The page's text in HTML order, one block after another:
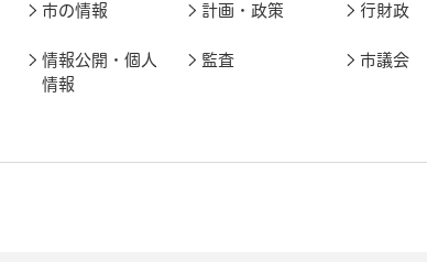
市の情報 計画・政策 行財政
情報公開・個人
情報
監査 市議会